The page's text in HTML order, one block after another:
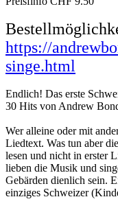
https://
singe.html
Endlich! Das erste
30 Hits von Andrew
Wer alleine oder mit
Liedtext. Was tun aber
lesen und nicht in erster
lieben die Musik und
Gebärden dienlich sein.
einziges Schweizer